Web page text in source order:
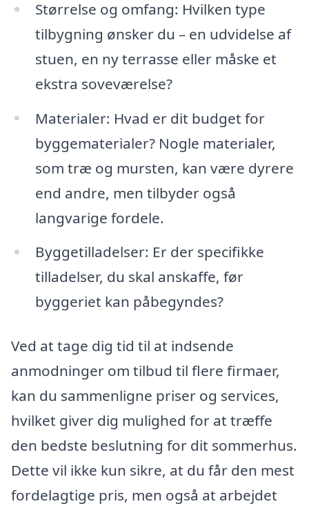
Størrelse og omfang: Hvilken type
tilbygning ønsker du – en udvidelse af
stuen, en ny terrasse eller måske et
ekstra soveværelse?
Materialer: Hvad er dit budget for
byggematerialer? Nogle materialer,
som træ og mursten, kan være dyrere
end andre, men tilbyder også
langvarige fordele.
Byggetilladelser: Er der specifikke
tilladelser, du skal anskaffe, før
byggeriet kan påbegyndes?
Ved at tage dig tid til at indsende
anmodninger om tilbud til flere firmaer,
kan du sammenligne priser og services,
hvilket giver dig mulighed for at træffe
den bedste beslutning for dit sommerhus.
Dette vil ikke kun sikre, at du får den mest
fordelagtige pris, men også at arbejdet